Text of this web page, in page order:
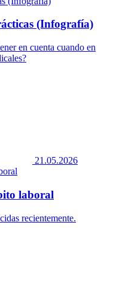
(Infografía)
en cuenta cuando en
21.05.2026
laboral
recientemente.